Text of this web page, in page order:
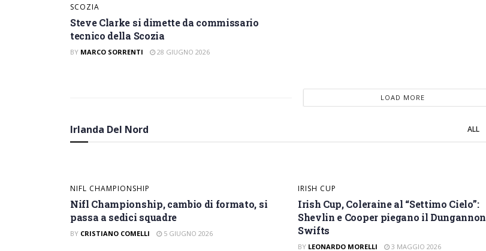
SCOZIA
Steve Clarke si dimette da commissario
tecnico della Scozia
BY MARCO SORRENTI 28 GIUGNO 2026
LOAD MORE
Irlanda Del Nord ALL
Nifl Premiership, tutte all’assalto del Larne
BY CRISTIANO COMELLI
NIFL CHAMPIONSHIP
Nifl Championship, cambio di formato, si
passa a sedici squadre
BY CRISTIANO COMELLI 5 GIUGNO 2026
IRISH CUP
Irish Cup, Coleraine al “Settimo Cielo”:
Shevlin e Cooper piegano il Dungannon
Swifts
BY LEONARDO MORELLI 3 MAGGIO 2026